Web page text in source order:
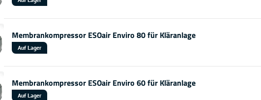
Membrankompressor ESOair Enviro 80 für Kläranlage
Auf Lager
Membrankompressor ESOair Enviro 60 für Kläranlage
Auf Lager